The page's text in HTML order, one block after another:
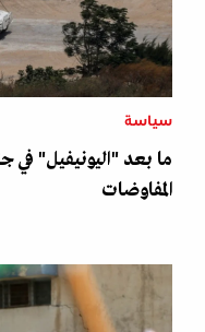
سياسة
ما بعد "اليونيفيل" في
المفاوضات